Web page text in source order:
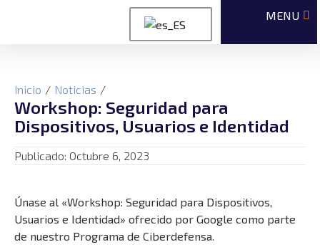
Inicio / Noticias /
Workshop: Seguridad para
Dispositivos, Usuarios e Identidad
Publicado: Octubre 6, 2023
Únase al «Workshop: Seguridad para Dispositivos,
Usuarios e Identidad» ofrecido por Google como parte
de nuestro Programa de Ciberdefensa.